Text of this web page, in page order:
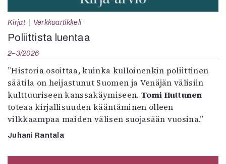
Kirjat Verkkoartikkeli
Poliittista luentaa
2–3/2026
”Historia osoittaa, kuinka kulloinenkin poliittinen
säätila on heijastunut Suomen ja Venäjän välisiin
kulttuuriseen kanssakäymiseen. Tomi Huttunen
toteaa kirjallisuuden kääntäminen olleen
vilkkaampaa maiden välisen suojasään vuosina.”
Juhani Rantala